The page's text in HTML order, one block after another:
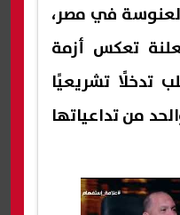
في مصر،
تعكس أزمة
تدخلًا تشريعيًا
من تداعياتها